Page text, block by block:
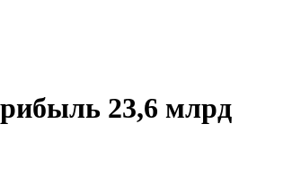
23,6 млрд